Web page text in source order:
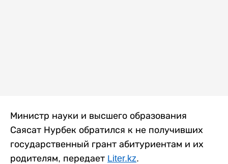
Министр науки и высшего образования
Саясат Нурбек обратился к не получивших
государственный грант абитуриентам и их
родителям, передает Liter.kz.